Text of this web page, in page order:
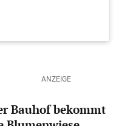
Bauhof bekommt